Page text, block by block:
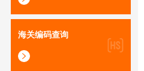
海关编码查询